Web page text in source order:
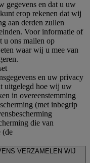
gegevens en dat u uw
erop rekenen dat wij
aan derden zullen
Voor informatie of
u ons mailen op
waar wij u mee van
en uw privacy
uitgelegd hoe wij uw
in overeenstemming
(met inbegrip
die van
(de
VERZAMELEN WIJ